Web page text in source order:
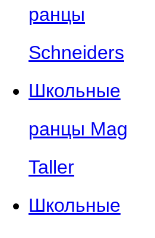
ранцы
Schneiders
Школьные
ранцы Mag
Taller
Школьные